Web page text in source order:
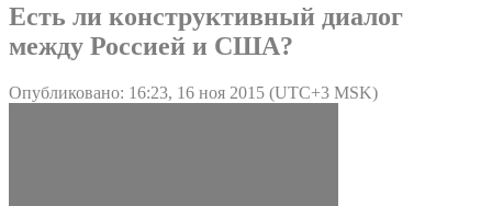
Есть ли конструктивный диалог
между Россией и США?
Опубликовано: 16:23, 16 ноя 2015 (UTC+3 MSK)